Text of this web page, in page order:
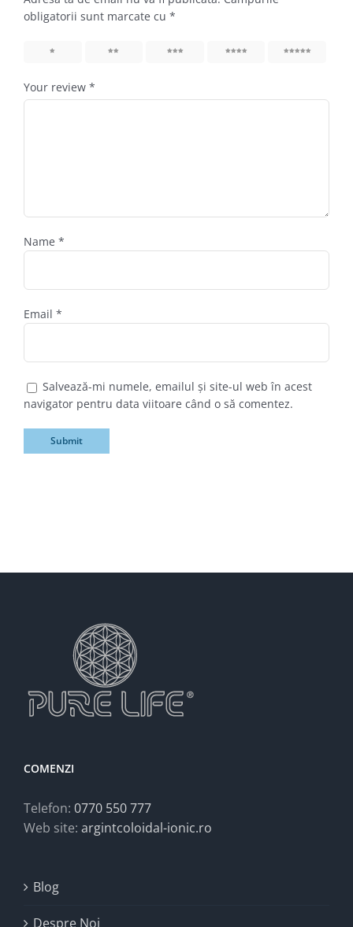
obligatorii sunt marcate cu *
Your review *
Name *
Email *
Salvează-mi numele, emailul și site-ul web în acest
navigator pentru data viitoare când o să comentez.
COMENZI
Telefon: 0770 550 777
Web site: argintcoloidal-ionic.ro
Blog
Despre Noi